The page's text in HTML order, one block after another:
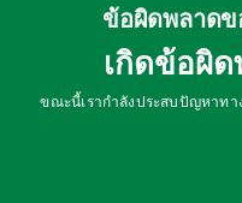
ข้อผิดพลาดข
เกิดข้อผิ
ขณะนี้เรากำลังประสบปัญหาทา